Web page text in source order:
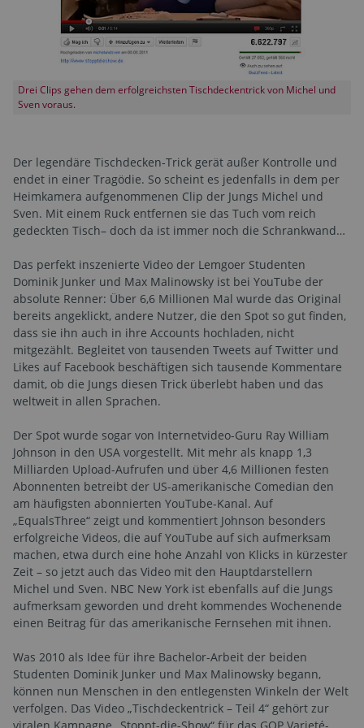
Drei Clips gehen dem erfolgreichsten Tischdeckentrick von Michel und
Sven voraus.
Der legendäre Tischdecken-Trick gerät außer Kontrolle und
endet in einer Tragödie. So scheint es jedenfalls in dem per
Heimkamera aufgenommenen Clip der Jungs Michel und
Sven. Mit einem Ruck entfernen sie das Tuch vom reich
gedeckten Tisch– doch da ist immer noch die Schrankwand…
Das perfekt inszenierte Video der Lemgoer Studenten
Dominik Junker und Max Malinowsky ist bei YouTube der
absolute Renner: Über 6,6 Millionen Mal wurde das Original
bereits angeklickt, andere Nutzer, die den Spot so gut finden,
dass sie ihn auch in ihre Accounts hochladen, nicht
mitgezählt. Begleitet von tausenden Tweets auf Twitter und
Likes auf Facebook beschäftigen sich tausende Kommentare
damit, ob die Jungs diesen Trick überlebt haben und das
weltweit in allen Sprachen.
Der Spot wurde sogar von Internetvideo-Guru Ray William
Johnson in den USA vorgestellt. Mit mehr als knapp 1,3
Milliarden Upload-Aufrufen und über 4,6 Millionen festen
Abonnenten betreibt der US-amerikanische Comedian den
am häufigsten abonnierten YouTube-Kanal. Auf
„EqualsThree“ zeigt und kommentiert Johnson besonders
erfolgreiche Videos, die auf YouTube auf sich aufmerksam
machen, etwa durch eine hohe Anzahl von Klicks in kürzester
Zeit – so jetzt auch das Video mit den Hauptdarstellern
Michel und Sven. NBC New York ist ebenfalls auf die Jungs
aufmerksam geworden und dreht kommendes Wochenende
einen Beitrag für das amerikanische Fernsehen mit ihnen.
Was 2010 als Idee für ihre Bachelor-Arbeit der beiden
Studenten Dominik Junker und Max Malinowsky begann,
können nun Menschen in den entlegensten Winkeln der Welt
verfolgen. Das Video „Tischdeckentrick – Teil 4“ gehört zur